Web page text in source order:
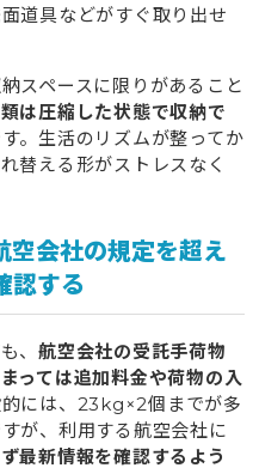
道具などがすぐ取り出せ
スペースに限りがあること
は圧縮した状態で収納で
。生活のリズムが整ってか
替える形がストレスなく
空会社の規定を超え
認する
、 航空会社の受託手荷物
っては追加料金や荷物の入
には、23kg×2個までが多
が、利用する航空会社に
最新情報を確認するよう